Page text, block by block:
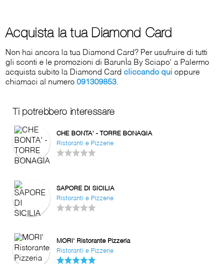
Acquista la tua Diamond Card
Non hai ancora la tua Diamond Card? Per usufruire di tutti
gli sconti e le promozioni di BarunÌa By Sciapo' a Palermo
acquista subito la Diamond Cardcliccando qui oppure
chiamaci al numero091309853.
Ti potrebbero interessare
CHE BONTA' - TORRE BONAGIA
Ristoranti e Pizzerie
SAPORE DI SICILIA
Ristoranti e Pizzerie
MORI' Ristorante Pizzeria
Ristoranti e Pizzerie